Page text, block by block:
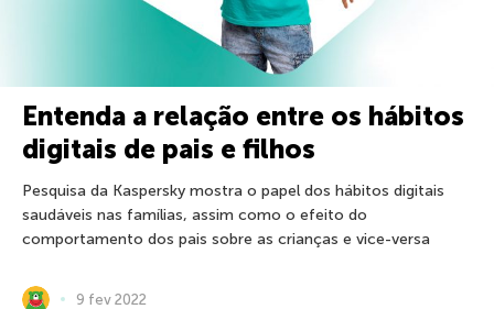
Entenda a relação entre os hábitos
digitais de pais e filhos
Pesquisa da Kaspersky mostra o papel dos hábitos digitais
saudáveis nas famílias, assim como o efeito do
comportamento dos pais sobre as crianças e vice-versa
9 fev 2022